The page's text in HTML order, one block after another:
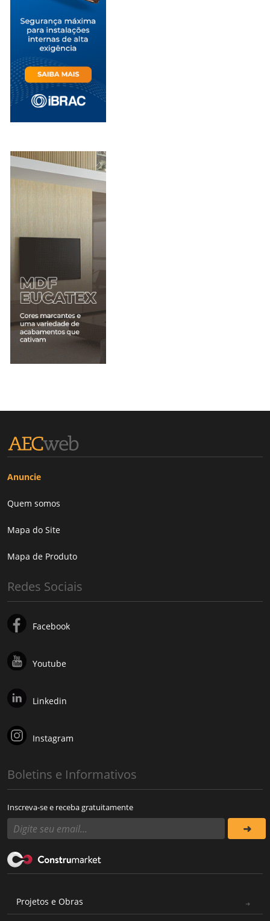
Anuncie
Quem somos
Mapa do Site
Mapa de Produto
Redes Sociais
Facebook
Youtube
Linkedin
Instagram
Boletins e Informativos
Inscreva-se e receba gratuitamente
Projetos e Obras